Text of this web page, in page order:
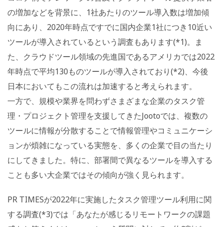
の増加などを背景に、1社あたりのツール導入数は増加傾
向にあり、2020年時点ですでに国内企業1社につき10近い
ツールが導入されているという調査もあります(*1)。ま
た、クラウドツール領域の先進国であるアメリカでは2022
年時点で平均130ものツールが導入されており(*2)、今後
日本においてもこの流れは加速すると考えられます。
一方で、規模や業界を問わずさまざまな企業のタスク管
理・プロジェクト管理を支援してきたJootoでは、複数の
ツールに情報が分散することで情報管理やコミュニケーシ
ョンが煩雑になっている実態を、多くの企業で目の当たり
にしてきました。特に、部署間で異なるツールを導入する
ことも多い大企業ではその傾向が強く見られます。
PR TIMESが2022年に実施したタスク管理ツール利用に関
する調査(*3)では「あなたが感じるリモートワークの課題